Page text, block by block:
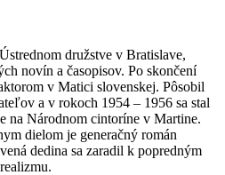
družstve v Bratislave,
novín a časopisov. Po skončení
v Matici slovenskej. Pôsobil
a v rokoch 1954 – 1956 sa stal
na Národnom cintoríne v Martine.
dielom je generačný román
dedina sa zaradil k popredným